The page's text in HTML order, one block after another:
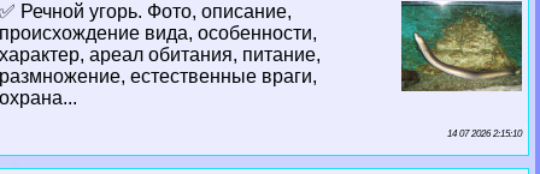
✅ Речной угорь. Фото, описание,
происхождение вида, особенности,
хаpaктер, ареал обитания, питание,
размножение, естественные враги,
охрана...
14 07 2026 2:15:10